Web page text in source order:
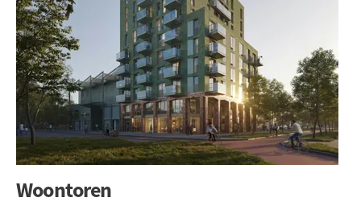
Woontoren